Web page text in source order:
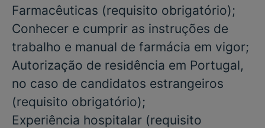
Farmacêuticas (requisito obrigatório);
Conhecer e cumprir as instruções de
trabalho e manual de farmácia em vigor;
Autorização de residência em Portugal,
no caso de candidatos estrangeiros
(requisito obrigatório);
Experiência hospitalar (requisito